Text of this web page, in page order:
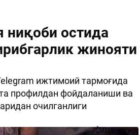
ниқоби остида
жинояти
ижтимоий тармоғида
профилдан фойдаланиши ва
очилганлиги
Поделиться